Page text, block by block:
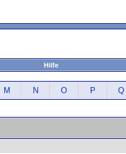
Hilfe
M N O P Q